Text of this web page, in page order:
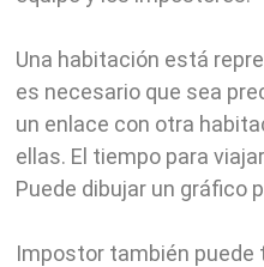
Una habitación está
es necesario que sea
un enlace con otra
ellas. El tiempo para
Puede dibujar un gráfico
Impostor también puede